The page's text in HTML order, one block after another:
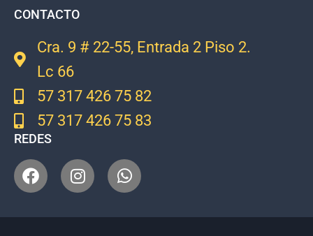
CONTACTO
Cra. 9 # 22-55, Entrada 2 Piso 2.
Lc 66
57 317 426 75 82
57 317 426 75 83
REDES